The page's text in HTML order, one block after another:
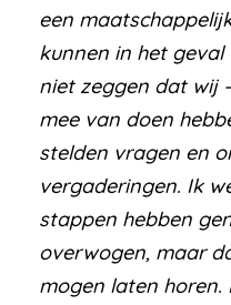
een
kunnen in het geval
niet zeggen dat wij
mee van doen
stelden vragen en
vergaderingen. Ik
stappen hebben
overwogen, maar
mogen laten